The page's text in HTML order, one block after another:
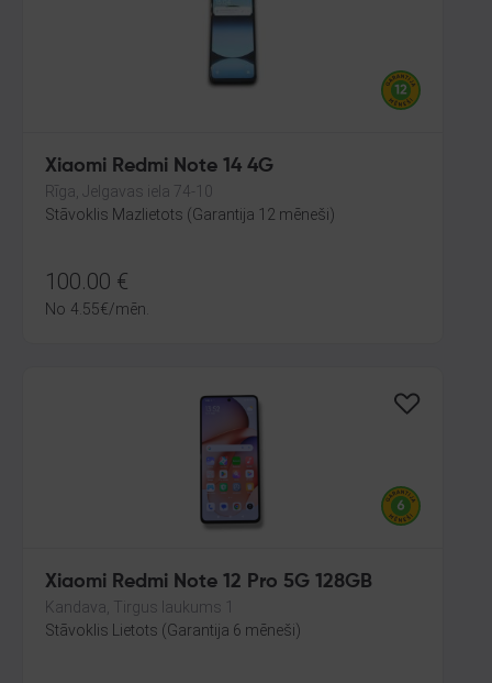
Xiaomi Redmi Note 14 4G
Rīga, Jelgavas iela 74-10
Stāvoklis Mazlietots (Garantija 12 mēneši)
100.00 €
No 4.55€/mēn.
Xiaomi Redmi Note 12 Pro 5G 128GB
Kandava, Tirgus laukums 1
Stāvoklis Lietots (Garantija 6 mēneši)